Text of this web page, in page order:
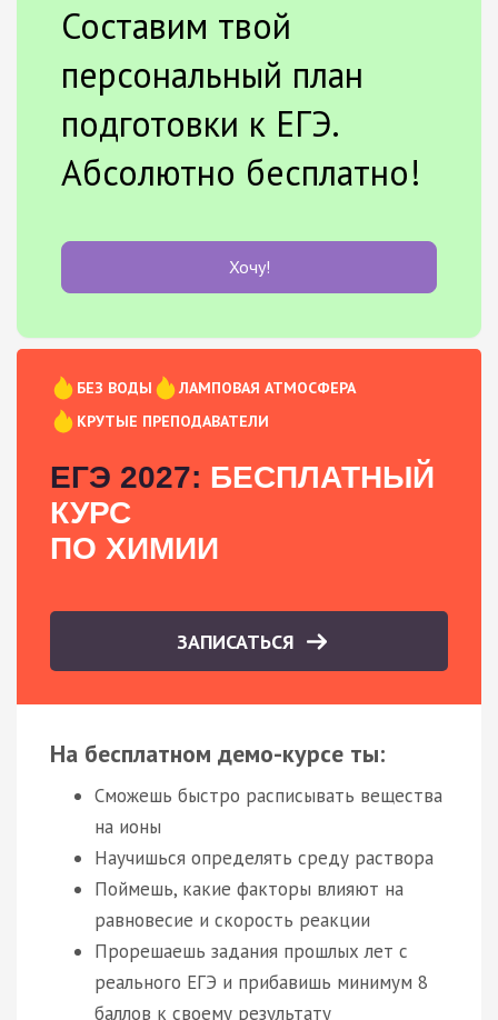
Составим твой
персональный план
подготовки к ЕГЭ.
Абсолютно бесплатно!
Хочу!
БЕЗ ВОДЫ
ЛАМПОВАЯ АТМОСФЕРА
КРУТЫЕ ПРЕПОДАВАТЕЛИ
ЕГЭ 2027: БЕСПЛАТНЫЙ
КУРС
ПО ХИМИИ
ЗАПИСАТЬСЯ
На бесплатном демо-курсе ты:
Сможешь быстро расписывать вещества
на ионы
Научишься определять среду раствора
Поймешь, какие факторы влияют на
равновесие и скорость реакции
Прорешаешь задания прошлых лет с
реального ЕГЭ и прибавишь минимум 8
баллов к своему результату